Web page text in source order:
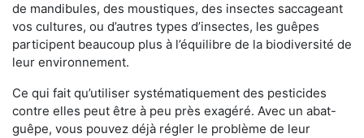
de mandibules, des moustiques, des insectes saccageant
vos cultures, ou d’autres types d’insectes, les guêpes
participent beaucoup plus à l’équilibre de la biodiversité de
leur environnement.
Ce qui fait qu’utiliser systématiquement des pesticides
contre elles peut être à peu près exagéré. Avec un abat-
guêpe, vous pouvez déjà régler le problème de leur